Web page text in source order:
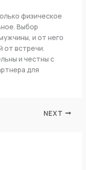
физическое
Выбор
и от него
от встречи.
и честны с
для
NEXT